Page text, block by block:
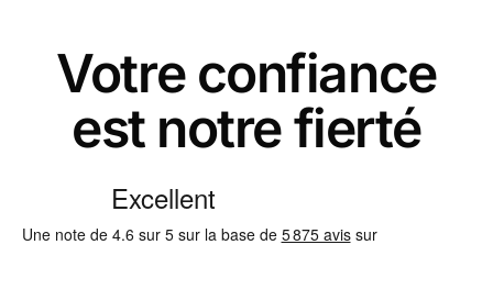
Votre confiance
est notre fierté